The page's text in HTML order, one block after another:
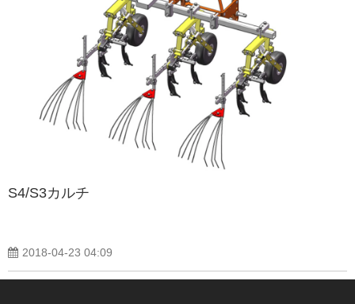
S4/S3カルチ
2018-04-23 04:09